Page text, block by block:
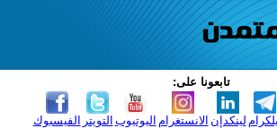
تابعونا على:
الفيسبوك التويتر اليوتيوب الانستغرام لينكدإن